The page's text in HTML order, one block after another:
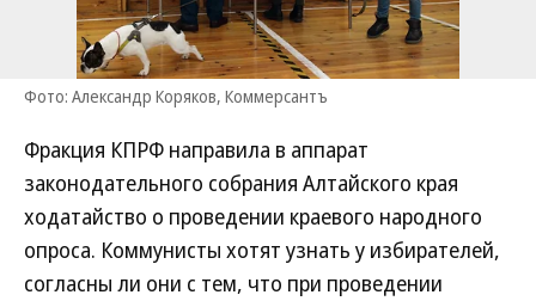
Фото: Александр Коряков, Коммерсантъ
Фракция КПРФ направила в аппарат
законодательного собрания Алтайского края
ходатайство о проведении краевого народного
опроса. Коммунисты хотят узнать у избирателей,
согласны ли они с тем, что при проведении